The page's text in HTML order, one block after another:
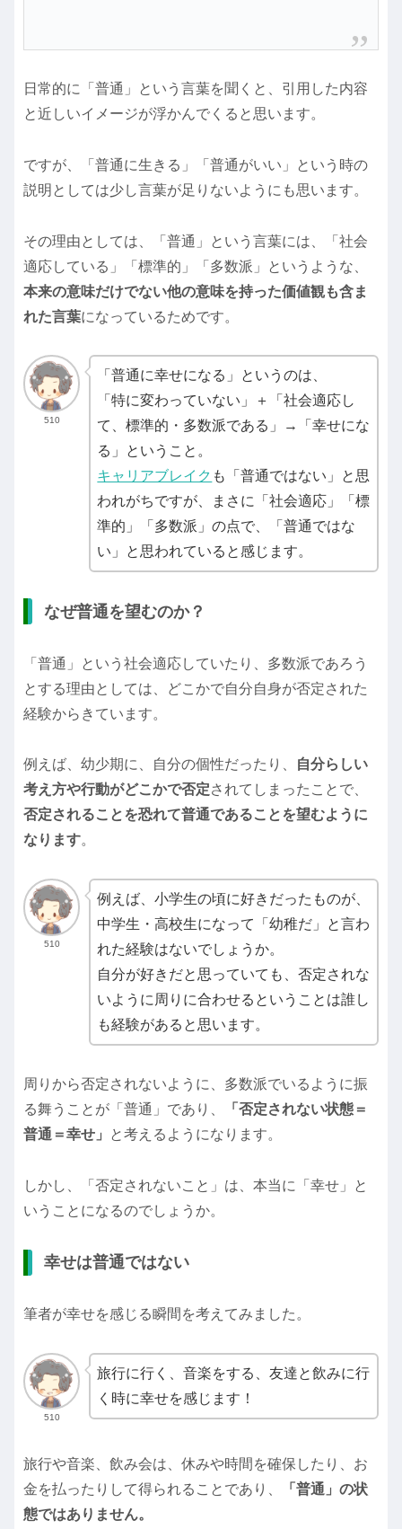
日常的に「普通」という言葉を聞くと、引用した内容
と近しいイメージが浮かんでくると思います。
ですが、「普通に生きる」「普通がいい」という時の
説明としては少し言葉が足りないようにも思います。
その理由としては、「普通」という言葉には、「社会
適応している」「標準的」「多数派」というような、
本来の意味だけでない他の意味を持った価値観も含ま
れた言葉になっているためです。
510
「普通に幸せになる」というのは、
「特に変わっていない」＋「社会適応し
て、標準的・多数派である」→「幸せにな
る」ということ。
キャリアブレイク も「普通ではない」と思
われがちですが、まさに「社会適応」「標
準的」「多数派」の点で、「普通ではな
い」と思われていると感じます。
なぜ普通を望むのか？
「普通」という社会適応していたり、多数派であろう
とする理由としては、どこかで自分自身が否定された
経験からきています。
例えば、幼少期に、自分の個性だったり、
自分らしい
考え方や行動がどこかで否定されてしまったことで、
否定されることを恐れて普通であることを望むように
なります。
510
例えば、小学生の頃に好きだったものが、
中学生・高校生になって「幼稚だ」と言わ
れた経験はないでしょうか。
自分が好きだと思っていても、否定されな
いように周りに合わせるということは誰し
も経験があると思います。
周りから否定されないように、多数派でいるように振
る舞うことが「普通」であり、
「否定されない状態＝
普通＝幸せ」
と考えるようになります。
しかし、「否定されないこと」は、本当に「幸せ」と
いうことになるのでしょうか。
幸せは普通ではない
筆者が幸せを感じる瞬間を考えてみました。
510
旅行に行く、音楽をする、友達と飲みに行
く時に幸せを感じます！
旅行や音楽、飲み会は、休みや時間を確保したり、お
金を払ったりして得られることであり、
「普通」の状
態ではありません。